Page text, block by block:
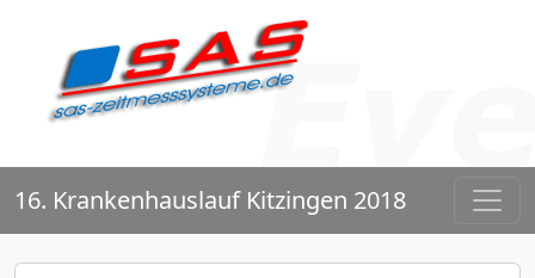
16. Krankenhauslauf Kitzingen 2018